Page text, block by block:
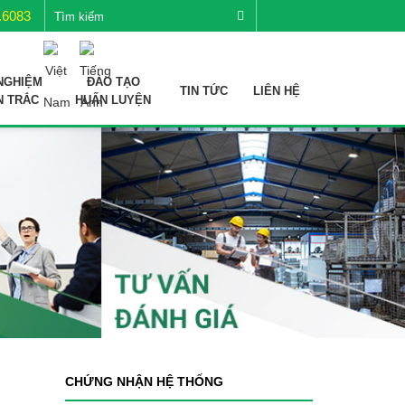
TRẮC
ĐÀO TẠO
HUẤN LUYỆN
TIN TỨC LIÊN HỆ
CHỨNG NHẬN HỆ THỐNG